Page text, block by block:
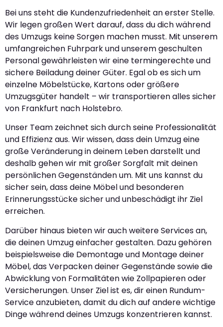
Bei uns steht die Kundenzufriedenheit an erster Stelle.
Wir legen großen Wert darauf, dass du dich während
des Umzugs keine Sorgen machen musst. Mit unserem
umfangreichen Fuhrpark und unserem geschulten
Personal gewährleisten wir eine termingerechte und
sichere Beiladung deiner Güter. Egal ob es sich um
einzelne Möbelstücke, Kartons oder größere
Umzugsgüter handelt – wir transportieren alles sicher
von Frankfurt nach Holstebro.
Unser Team zeichnet sich durch seine Professionalität
und Effizienz aus. Wir wissen, dass dein Umzug eine
große Veränderung in deinem Leben darstellt und
deshalb gehen wir mit großer Sorgfalt mit deinen
persönlichen Gegenständen um. Mit uns kannst du
sicher sein, dass deine Möbel und besonderen
Erinnerungsstücke sicher und unbeschädigt ihr Ziel
erreichen.
Darüber hinaus bieten wir auch weitere Services an,
die deinen Umzug einfacher gestalten. Dazu gehören
beispielsweise die Demontage und Montage deiner
Möbel, das Verpacken deiner Gegenstände sowie die
Abwicklung von Formalitäten wie Zollpapieren oder
Versicherungen. Unser Ziel ist es, dir einen Rundum-
Service anzubieten, damit du dich auf andere wichtige
Dinge während deines Umzugs konzentrieren kannst.